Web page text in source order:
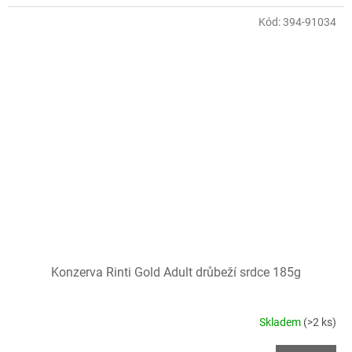
Konzerva Rinti Gold Adult drůbeží srdce 185g
Skladem (>2 ks)
Kód:394-91034